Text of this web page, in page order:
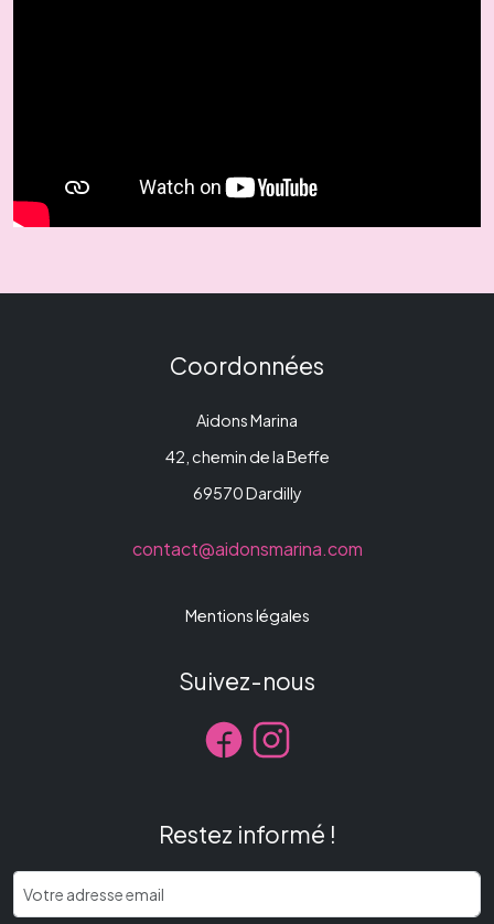
Coordonnées
Aidons Marina
42, chemin de la Beffe
69570 Dardilly
contact@aidonsmarina.com
Mentions légales
Suivez-nous
Restez informé !